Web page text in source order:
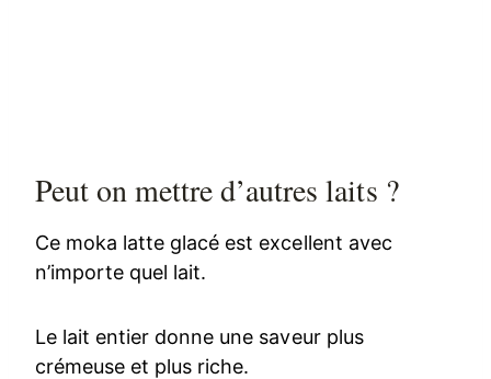
Peut on mettre d’autres laits ?
Ce moka latte glacé est excellent avec
n’importe quel lait.
Le lait entier donne une saveur plus
crémeuse et plus riche.